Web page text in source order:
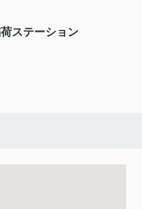
ステーション